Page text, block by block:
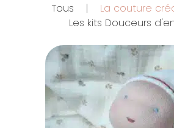
Tous | La couture
Les kits Douceurs